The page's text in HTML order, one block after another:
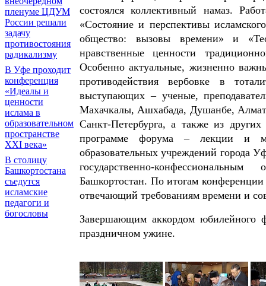
пленуме ЦДУМ
России решали
задачу
противостояния
радикализму
В Уфе проходит
конференция
«Идеалы и
ценности
ислама в
образовательном
пространстве
XXI века»
В столицу
Башкортостана
съедутся
исламские
педагоги и
богословы
состоялся коллективный намаз.
«Состояние и перспективы
общество: вызовы времени» и
нравственные ценности
Особенно актуальные, жизненно
противодействия вербовке в
выступающих – ученые,
Махачкалы, Ашхабада, Душанбе,
Санкт-Петербурга, а также из
программе форума – лекции и
образовательных учреждений города
государственно-
Башкортостан. По итогам
отвечающий требованиям времени и
Завершающим аккордом юбилейного
праздничном ужине.